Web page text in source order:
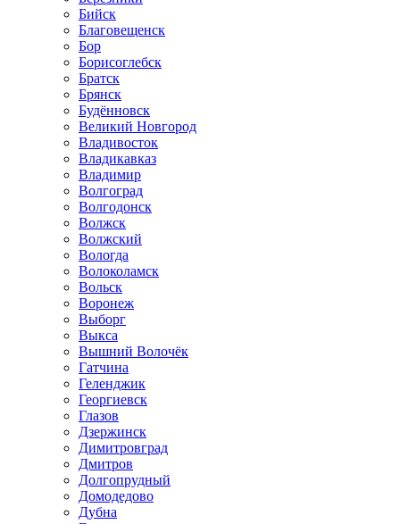
Бийск
Благовещенск
Бор
Борисоглебск
Братск
Брянск
Будённовск
Великий Новгород
Владивосток
Владикавказ
Владимир
Волгоград
Волгодонск
Волжск
Волжский
Вологда
Волоколамск
Вольск
Воронеж
Выборг
Выкса
Вышний Волочёк
Гатчина
Геленджик
Георгиевск
Глазов
Дзержинск
Димитровград
Дмитров
Долгопрудный
Домодедово
Дубна